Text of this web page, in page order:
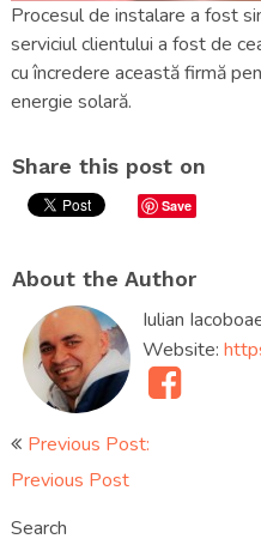
Procesul de instalare a fost
serviciul clientului a fost de
cu încredere această firmă
energie solară.
Share this post on
Save
About the Author
Iulian
Website:
Post
navigation
Previous Post:
Previous Post
Search